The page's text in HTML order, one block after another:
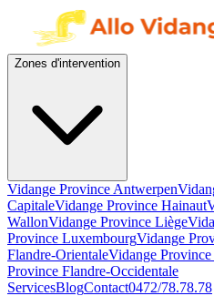
Zones d'intervention
Vidange Province Antwerpen
CapitaleVidange Province Hainaut
WallonVidange Province Liège
Province LuxembourgVidange
Flandre-OrientaleVidange
Province Flandre-Occidentale
ServicesBlogContact0472/78.78.78